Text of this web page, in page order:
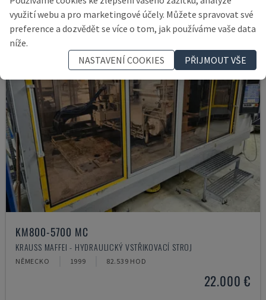
KM800-5700 MC
KRAUSS MAFFEI - HYDRAULICKÝ VSTŘIKOVACÍ STROJ
NĚMECKO 1999 82.539 HOD
22.000 €
využití webu a pro marketingové účely. Můžete spravovat své
preference a dozvědět se více o tom, jak používáme vaše data
níže.
NASTAVENÍ COOKIES
PŘIJMOUT VŠE